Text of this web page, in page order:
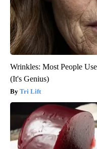
Wrinkles: Most People
(It's Genius)
Tri Lift